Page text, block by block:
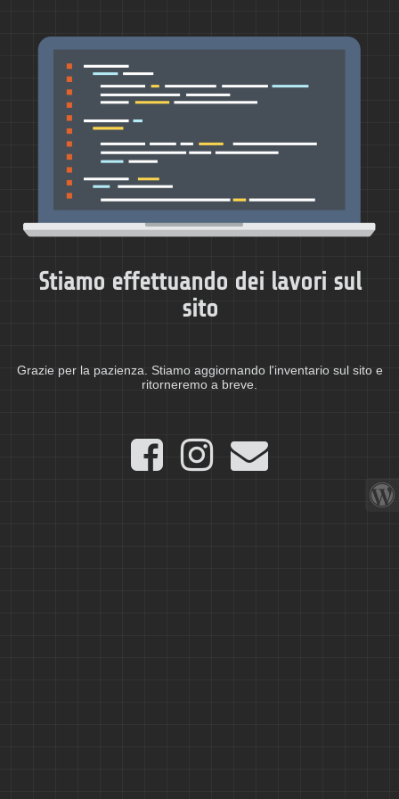
Stiamo effettuando dei lavori sul
sito
Grazie per la pazienza. Stiamo aggiornando l'inventario sul sito e
ritorneremo a breve.